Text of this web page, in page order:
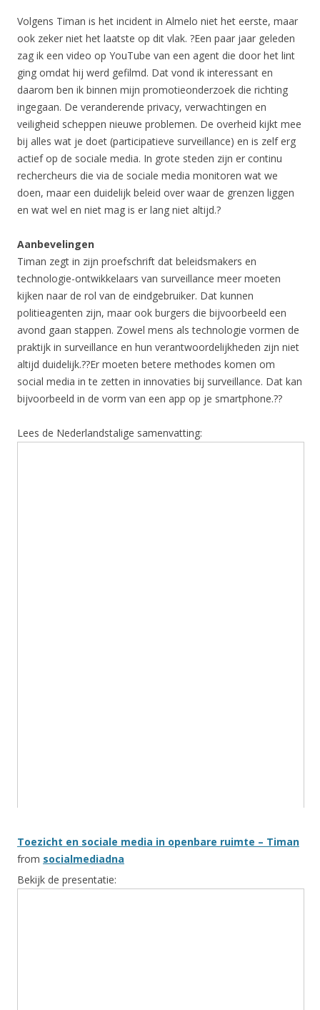
Volgens Timan is het incident in Almelo niet het eerste, maar
ook zeker niet het laatste op dit vlak. ?Een paar jaar geleden
zag ik een video op YouTube van een agent die door het lint
ging omdat hij werd gefilmd. Dat vond ik interessant en
daarom ben ik binnen mijn promotieonderzoek die richting
ingegaan. De veranderende privacy, verwachtingen en
veiligheid scheppen nieuwe problemen. De overheid kijkt mee
bij alles wat je doet (participatieve surveillance) en is zelf erg
actief op de sociale media. In grote steden zijn er continu
rechercheurs die via de sociale media monitoren wat we
doen, maar een duidelijk beleid over waar de grenzen liggen
en wat wel en niet mag is er lang niet altijd.?
Aanbevelingen
Timan zegt in zijn proefschrift dat beleidsmakers en
technologie-ontwikkelaars van surveillance meer moeten
kijken naar de rol van de eindgebruiker. Dat kunnen
politieagenten zijn, maar ook burgers die bijvoorbeeld een
avond gaan stappen. Zowel mens als technologie vormen de
praktijk in surveillance en hun verantwoordelijkheden zijn niet
altijd duidelijk.??Er moeten betere methodes komen om
social media in te zetten in innovaties bij surveillance. Dat kan
bijvoorbeeld in de vorm van een app op je smartphone.??
Lees de Nederlandstalige samenvatting:
Toezicht en sociale media in openbare ruimte – Timan
from socialmediadna
Bekijk de presentatie: